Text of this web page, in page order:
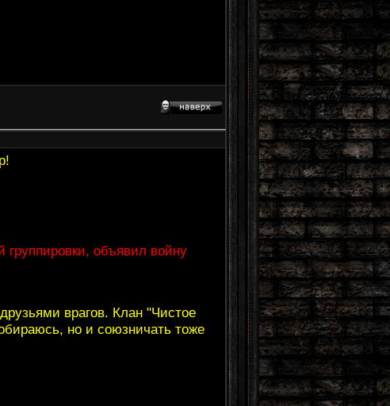
группировки, объявил войну
врагов. Клан "Чистое
но и союзничать тоже